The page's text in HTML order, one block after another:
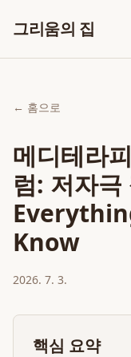
그리움의 집
← 홈으로
메디테라
럼: 저자
Know
2026. 7. 3.
핵심 요약